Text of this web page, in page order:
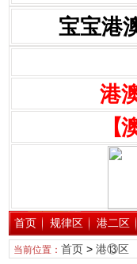
宝宝港
港
首页 规律区 港二区
当前位置： 首页> 港⑬区